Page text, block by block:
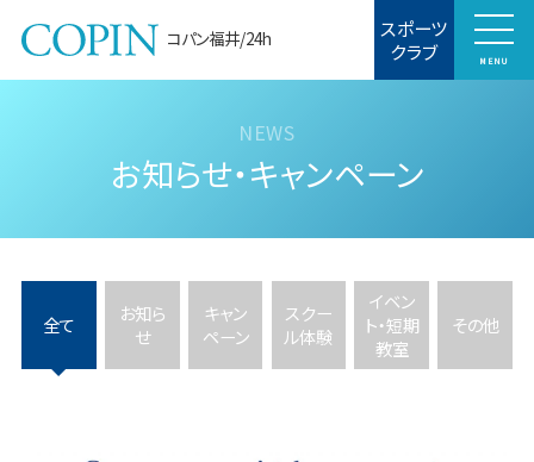
コパン福井/24h スポーツ
クラブ MENU
お知らせ・キャンペーン
全て
お知ら
せ
キャン
ペーン
スクー
ル体験
イベン
ト・短期
教室
その他